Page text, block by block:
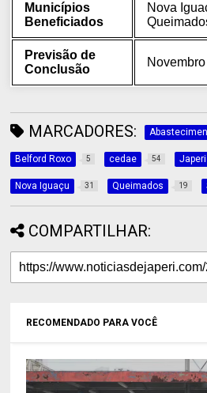
Municípios
Beneficiados
Nova
Previsão de
Conclusão
MARCADORES:
Belford Roxo 5 cedae 54 Japeri
Nova Iguaçu 31 Queimados 19
COMPARTILHAR:
RECOMENDADO PARA VOCÊ